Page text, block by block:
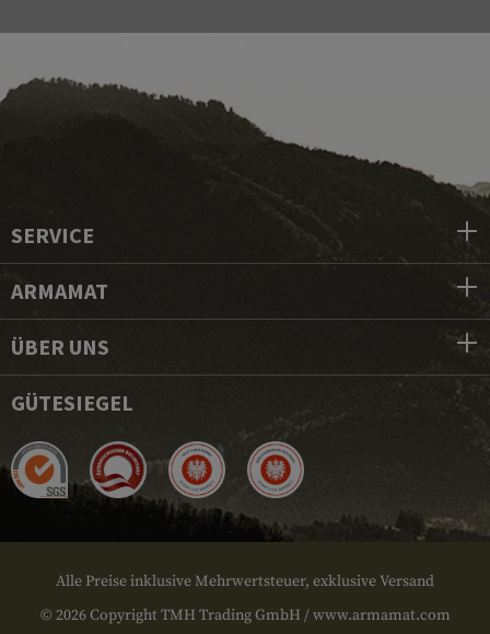
SERVICE
ARMAMAT
ÜBER UNS
GÜTESIEGEL
Alle Preise inklusive Mehrwertsteuer, exklusive Versand
© 2026 Copyright TMH Trading GmbH / www.armamat.com